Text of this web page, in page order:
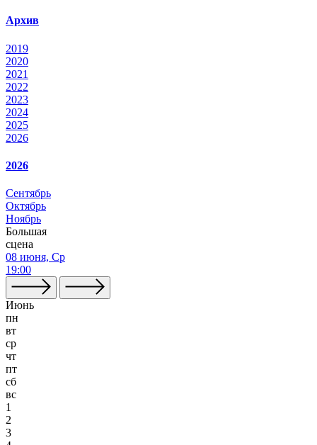
Архив
2019
2020
2021
2022
2023
2024
2025
2026
2026
Сентябрь
Октябрь
Ноябрь
Большая
сцена
08 июня, Ср
19:00
Июнь
пн
вт
ср
чт
пт
сб
вс
1
2
3